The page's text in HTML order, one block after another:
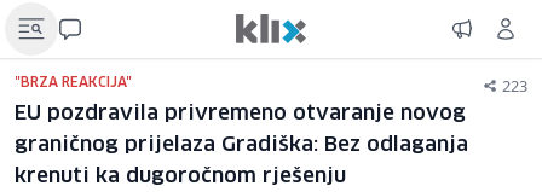
"BRZA REAKCIJA" 223
EU pozdravila privremeno otvaranje novog
graničnog prijelaza Gradiška: Bez odlaganja
krenuti ka dugoročnom rješenju